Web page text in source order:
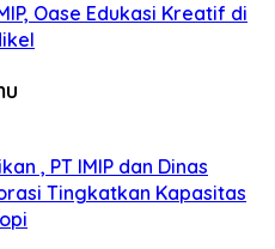
Oase Edukasi Kreatif di
, PT IMIP dan Dinas
Tingkatkan Kapasitas